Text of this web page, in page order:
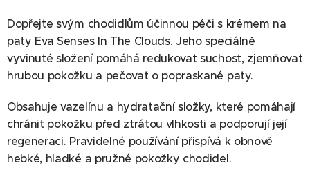
Dopřejte svým chodidlům účinnou péči s krémem na
paty Eva Senses In The Clouds. Jeho speciálně
vyvinuté složení pomáhá redukovat suchost, zjemňovat
hrubou pokožku a pečovat o popraskané paty.
Obsahuje vazelínu a hydratační složky, které pomáhají
chránit pokožku před ztrátou vlhkosti a podporují její
regeneraci. Pravidelné používání přispívá k obnově
hebké, hladké a pružné pokožky chodidel.